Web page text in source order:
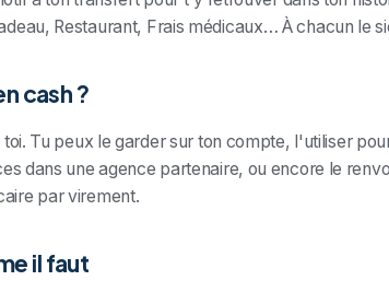
Restaurant, Frais médicaux… À chacun le
cash ?
toi. Tu peux le garder sur ton compte, l'utiliser
dans une agence partenaire, ou encore le
par virement.
il faut